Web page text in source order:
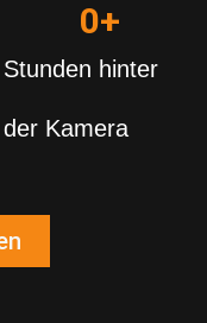
Stunden hinter
der Kamera
0+